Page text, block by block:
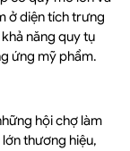
ở diện tích trưng
năng quy tụ
ứng mỹ phẩm.
hội chợ làm
thương hiệu,